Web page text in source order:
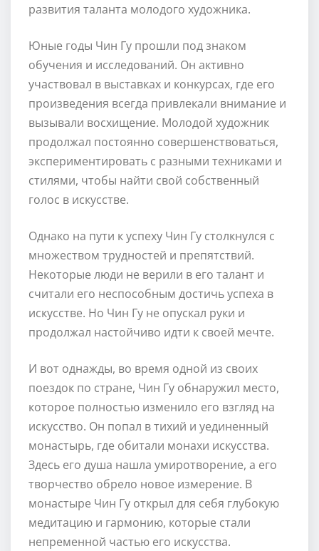
развития таланта молодого художника.
Юные годы Чин Гу прошли под знаком
обучения и исследований. Он активно
участвовал в выставках и конкурсах, где его
произведения всегда привлекали внимание и
вызывали восхищение. Молодой художник
продолжал постоянно совершенствоваться,
экспериментировать с разными техниками и
стилями, чтобы найти свой собственный
голос в искусстве.
Однако на пути к успеху Чин Гу столкнулся с
множеством трудностей и препятствий.
Некоторые люди не верили в его талант и
считали его неспособным достичь успеха в
искусстве. Но Чин Гу не опускал руки и
продолжал настойчиво идти к своей мечте.
И вот однажды, во время одной из своих
поездок по стране, Чин Гу обнаружил место,
которое полностью изменило его взгляд на
искусство. Он попал в тихий и уединенный
монастырь, где обитали монахи искусства.
Здесь его душа нашла умиротворение, а его
творчество обрело новое измерение. В
монастыре Чин Гу открыл для себя глубокую
медитацию и гармонию, которые стали
непременной частью его искусства.